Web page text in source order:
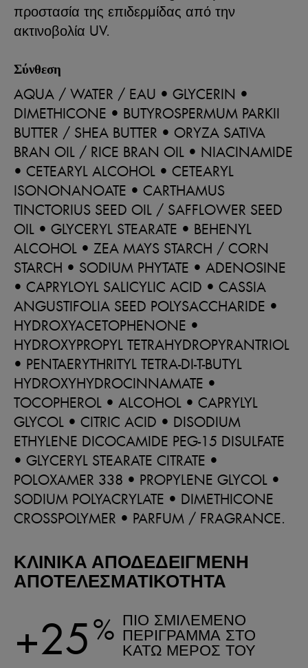
προστασία της επιδερμίδας από την
ακτινοβολία UV.
Σύνθεση
AQUA / WATER / EAU • GLYCERIN •
DIMETHICONE • BUTYROSPERMUM PARKII
BUTTER / SHEA BUTTER • ORYZA SATIVA
BRAN OIL / RICE BRAN OIL • NIACINAMIDE
• CETEARYL ALCOHOL • CETEARYL
ISONONANOATE • CARTHAMUS
TINCTORIUS SEED OIL / SAFFLOWER SEED
OIL • GLYCERYL STEARATE • BEHENYL
ALCOHOL • ZEA MAYS STARCH / CORN
STARCH • SODIUM PHYTATE • ADENOSINE
• CAPRYLOYL SALICYLIC ACID • CASSIA
ANGUSTIFOLIA SEED POLYSACCHARIDE •
HYDROXYACETOPHENONE •
HYDROXYPROPYL TETRAHYDROPYRANTRIOL
• PENTAERYTHRITYL TETRA-DI-T-BUTYL
HYDROXYHYDROCINNAMATE •
TOCOPHEROL • ALCOHOL • CAPRYLYL
GLYCOL • CITRIC ACID • DISODIUM
ETHYLENE DICOCAMIDE PEG-15 DISULFATE
• GLYCERYL STEARATE CITRATE •
POLOXAMER 338 • PROPYLENE GLYCOL •
SODIUM POLYACRYLATE • DIMETHICONE
CROSSPOLYMER • PARFUM / FRAGRANCE.
ΚΛΙΝΙΚΑ ΑΠΟΔΕΔΕΙΓΜΕΝΗ
ΑΠΟΤΕΛΕΣΜΑΤΙΚΟΤΗΤΑ
+25% ΠΙΟ ΣΜΙΛΕΜΕΝΟ
ΠΕΡΙΓΡΑΜΜΑ ΣΤΟ
ΚΑΤΩ ΜΕΡΟΣ ΤΟΥ